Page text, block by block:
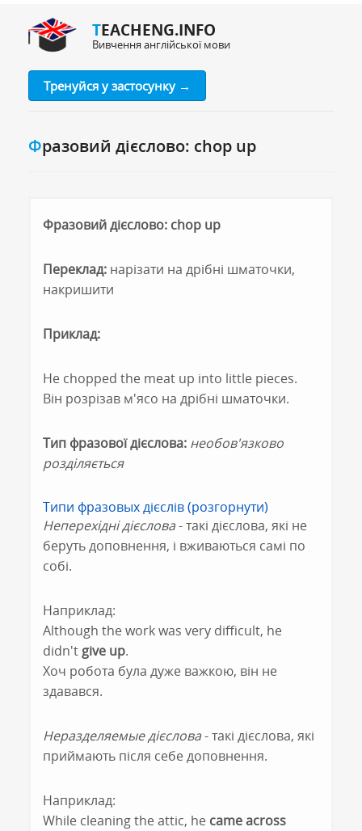
TEACHENG.INFO
Вивчення англійської мови
Тренуйся у застосунку →
Фразовий дієслово: chop up
Фразовий дієслово: chop up
Переклад: нарізати на дрібні шматочки,
накришити
Приклад:
He chopped the meat up into little pieces.
Він розрізав м'ясо на дрібні шматочки.
Тип фразової дієслова: необов'язково
розділяється
Типи фразовых дієслів (розгорнути)
Неперехідні дієслова- такі дієслова, які не
беруть доповнення, і вживаються самі по
собі.
Наприклад:
Although the work was very difficult, he
didn't give up.
Хоч робота була дуже важкою, він не
здавався.
Неразделяемые дієслова- такі дієслова, які
приймають після себе доповнення.
Наприклад:
While cleaning the attic, he came across